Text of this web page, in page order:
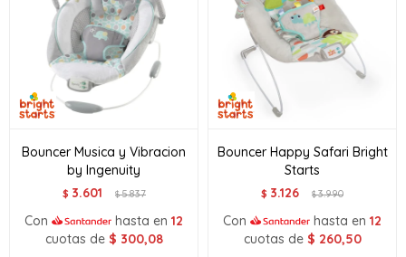
Bouncer Musica y Vibracion
by Ingenuity
$ 3.601 $5.837
Con hasta en 12
cuotas de $ 300,08
Bouncer Happy Safari Bright
Starts
$ 3.126 $3.990
Con hasta en 12
cuotas de $ 260,50